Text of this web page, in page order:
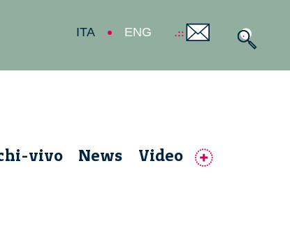
ITA ENG
vivo News Video